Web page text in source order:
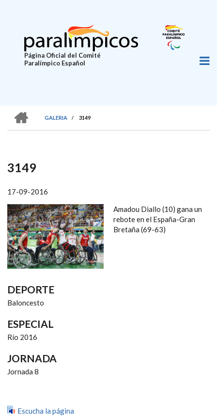
principal
Página Oficial del Comité
Paralímpico Español
SOBRESCRIBIR
DE
AYUDA
A
LA
NAVEGACIÓN
GALERIA
/ 3149
3149
17-09-2016
Amadou Diallo (10) gana un
rebote en el España-Gran
Bretaña (69-63)
DEPORTE
Baloncesto
ESPECIAL
Río 2016
JORNADA
Jornada 8
Escucha la página